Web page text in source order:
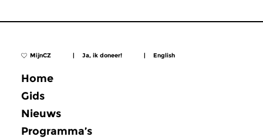
MijnCZ | Ja, ik doneer! | English
Home
Gids
Nieuws
Programma’s